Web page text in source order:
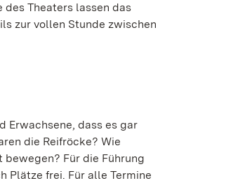
Theaters lassen das
zur vollen Stunde zwischen
Erwachsene, dass es gar
die Reifröcke? Wie
Für die Führung
Plätze frei. Für alle Termine